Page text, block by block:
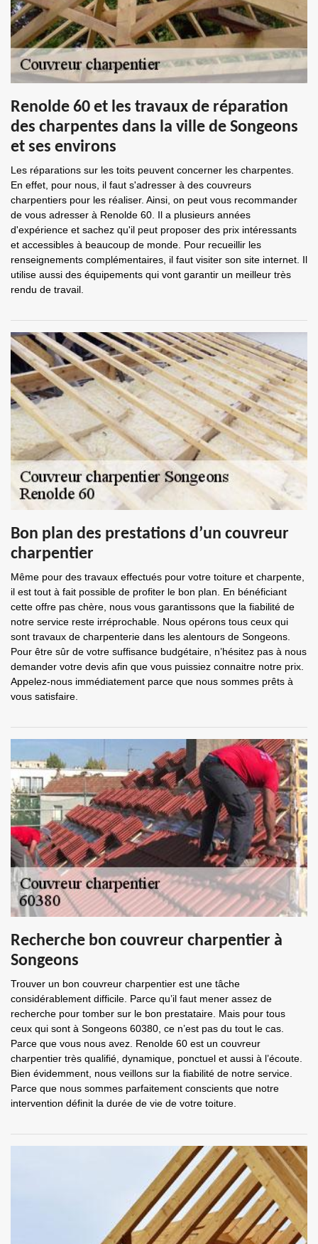
Renolde 60 et les travaux de réparation
des charpentes dans la ville de Songeons
et ses environs
Les réparations sur les toits peuvent concerner les charpentes.
En effet, pour nous, il faut s'adresser à des couvreurs
charpentiers pour les réaliser. Ainsi, on peut vous recommander
de vous adresser à Renolde 60. Il a plusieurs années
d'expérience et sachez qu'il peut proposer des prix intéressants
et accessibles à beaucoup de monde. Pour recueillir les
renseignements complémentaires, il faut visiter son site internet. Il
utilise aussi des équipements qui vont garantir un meilleur très
rendu de travail.
Bon plan des prestations d’un couvreur
charpentier
Même pour des travaux effectués pour votre toiture et charpente,
il est tout à fait possible de profiter le bon plan. En bénéficiant
cette offre pas chère, nous vous garantissons que la fiabilité de
notre service reste irréprochable. Nous opérons tous ceux qui
sont travaux de charpenterie dans les alentours de Songeons.
Pour être sûr de votre suffisance budgétaire, n’hésitez pas à nous
demander votre devis afin que vous puissiez connaitre notre prix.
Appelez-nous immédiatement parce que nous sommes prêts à
vous satisfaire.
Recherche bon couvreur charpentier à
Songeons
Trouver un bon couvreur charpentier est une tâche
considérablement difficile. Parce qu’il faut mener assez de
recherche pour tomber sur le bon prestataire. Mais pour tous
ceux qui sont à Songeons 60380, ce n’est pas du tout le cas.
Parce que vous nous avez. Renolde 60 est un couvreur
charpentier très qualifié, dynamique, ponctuel et aussi à l’écoute.
Bien évidemment, nous veillons sur la fiabilité de notre service.
Parce que nous sommes parfaitement conscients que notre
intervention définit la durée de vie de votre toiture.